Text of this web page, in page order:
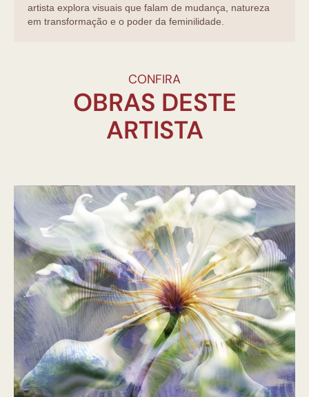
artista explora visuais que falam de mudança, natureza
em transformação e o poder da feminilidade.
CONFIRA
OBRAS DESTE
ARTISTA